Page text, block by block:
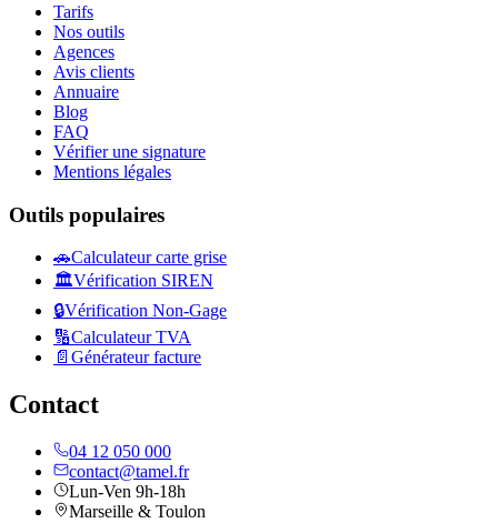
Tarifs
Nos outils
Agences
Avis clients
Annuaire
Blog
FAQ
Vérifier une signature
Mentions légales
Outils populaires
🚗Calculateur carte grise
🏛️Vérification SIREN
🔒Vérification Non-Gage
🔢Calculateur TVA
📄 Générateur facture
Contact
04 12 050 000
contact@tamel.fr
Lun-Ven 9h-18h
Marseille & Toulon